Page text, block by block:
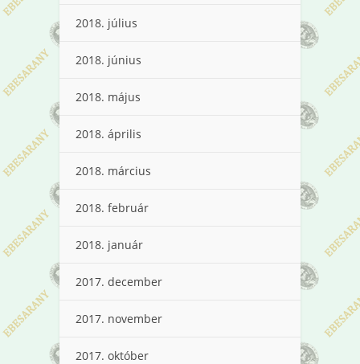
2018. július
2018. június
2018. május
2018. április
2018. március
2018. február
2018. január
2017. december
2017. november
2017. október